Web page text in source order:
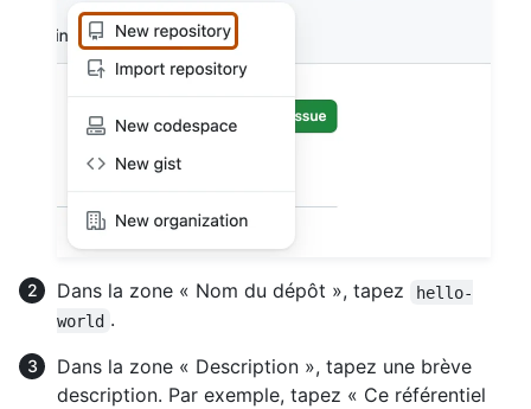
Dans la zone « Nom du dépôt », tapez
hello-
world .
Dans la zone « Description », tapez une brève
description. Par exemple, tapez « Ce référentiel